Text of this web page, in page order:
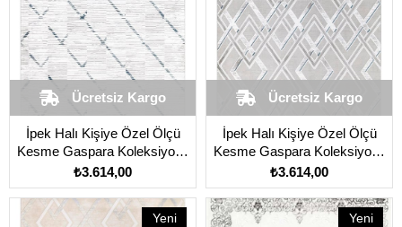
İpek Halı Kişiye Özel Ölçü
Kesme Gaspara Koleksiyonu
14855 Mavi
₺3.614,00
Ücretsiz Kargo
İpek Halı Kişiye Özel Ölçü
Kesme Gaspara Koleksiyonu
14858 Gri
₺3.614,00
Ücretsiz Kargo
Yeni
Yeni